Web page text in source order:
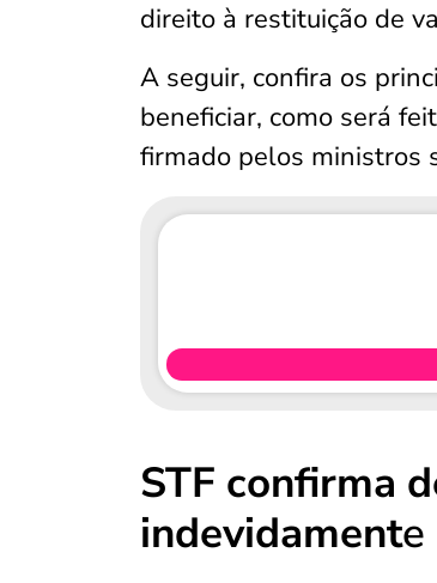
direito à restituição de
A seguir, confira os
beneficiar, como será
firmado pelos ministros
STF confirma
indevidamente